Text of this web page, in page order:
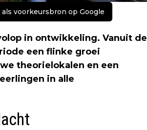
als voorkeursbron op Google
in ontwikkeling. Vanuit de
een flinke groei
theorielokalen en een
in alle